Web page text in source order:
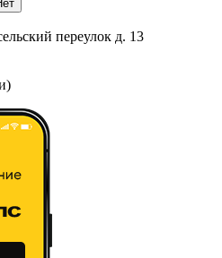
переулок д. 13